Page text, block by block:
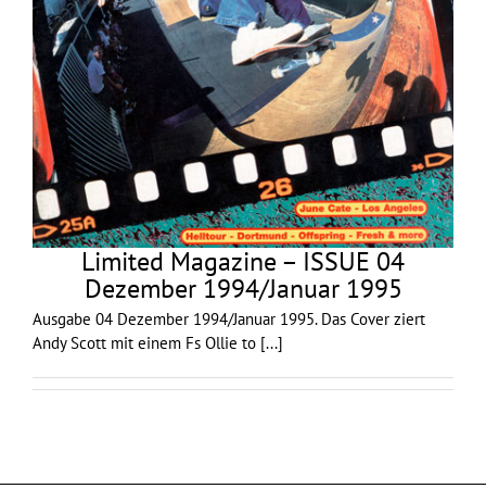
Limited Magazine – ISSUE 04
Dezember 1994/Januar 1995
Ausgabe 04 Dezember 1994/Januar 1995. Das Cover ziert
Andy Scott mit einem Fs Ollie to [...]